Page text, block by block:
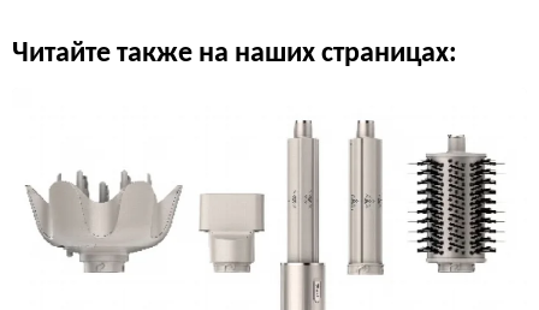
Читайте также на наших страницах: